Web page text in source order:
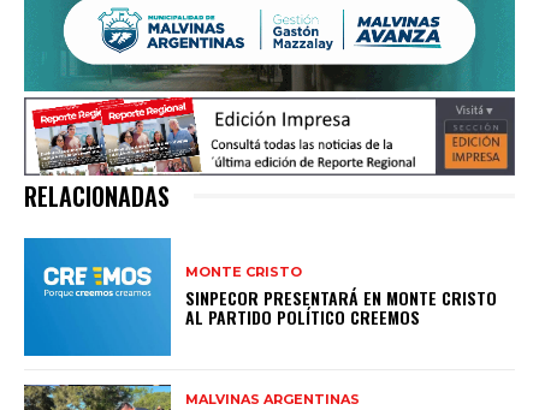
RELACIONADAS
MONTE CRISTO
SINPECOR PRESENTARÁ EN MONTE CRISTO
AL PARTIDO POLÍTICO CREEMOS
MALVINAS ARGENTINAS